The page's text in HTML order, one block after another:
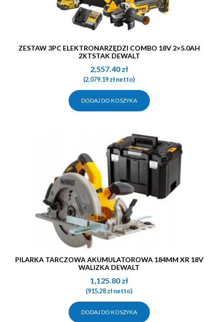
ZESTAW 3PC ELEKTRONARZĘDZI COMBO 18V 2×5.0AH
2XTSTAK DEWALT
2,557.40 zł
(2,079.19złnetto)
DODAJ DO KOSZYKA
PILARKA TARCZOWA AKUMULATOROWA 184MM XR 18V
WALIZKA DEWALT
1,125.80 zł
(915.28złnetto)
DODAJ DO KOSZYKA